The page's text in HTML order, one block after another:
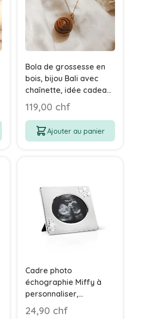
Bola de grossesse en
bois, bijou Bali avec
chaînette, idée cadeau
femme enceinte, Ilado
119,00 chf
Ajouter au panier
Cadre photo
échographie Miffy à
personnaliser,
Zilverstad
24,90 chf